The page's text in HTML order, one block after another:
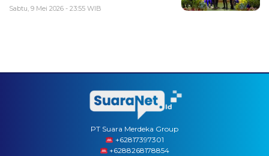
Sabtu, 9 Mei 2026 - 23:55 WIB
PT Suara Merdeka Group
‪+62817397301
+6288268178854